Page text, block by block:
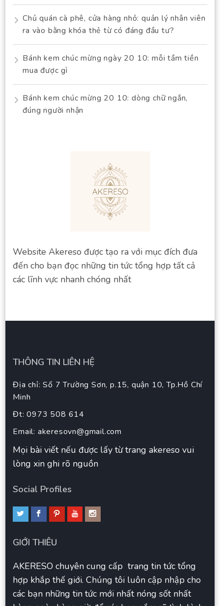
Chủ quán cà phê, cửa hàng nhỏ: quản lý nhân viên
ra vào bằng khóa thẻ từ có đáng đầu tư?
Bánh kem chúc mừng ngày 20 10: mỗi tầm tiền
mua được gì
Bánh kem chúc mừng 20 10: dòng chữ ngắn,
đúng người nhận
Website Akereso được tạo ra với mục đích đưa
đến cho bạn đọc những tin tức tổng hợp tất cả
các lĩnh vực nhanh chóng nhất
THÔNG TIN LIÊN HỆ
Địa chỉ: Số 7 Trường Sơn, p.15, quận 10, Tp.Hồ Chí
Minh
Đt: 0973 508 614
Email: akeresovn@gmail.com
Mọi bài viết nếu được lấy từ trang akereso vui
lòng xin ghi rõ nguồn
Social Profiles
GIỚI THIÊU
AKERESO chuyên cung cấp trang tin tức tổng
hợp khắp thế giới. Chúng tôi luôn cập nhập cho
các bạn những tin tức mới nhất nóng sốt nhất